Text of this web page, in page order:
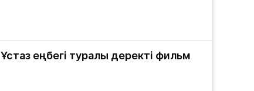
Ұстаз еңбегі туралы деректі фильм